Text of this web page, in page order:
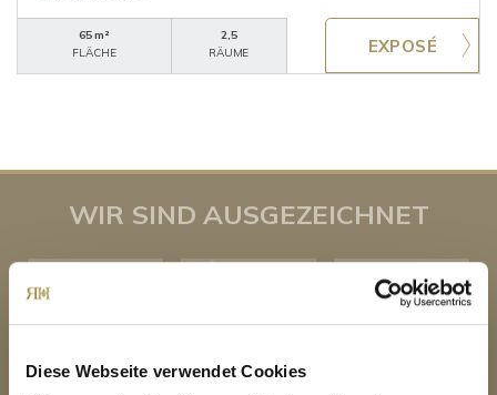
Diese Webseite verwendet Cookies
65 m²
FLÄCHE
2,5
RÄUME
WIR SIND AUSGEZEICHNET